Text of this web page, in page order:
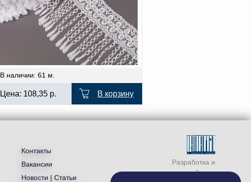
В наличии: 61 м.
Цена: 108,35 р. В корзину
Разработка и
продвижение сайта —
Контакты
Вакансии
Новости | Статьи